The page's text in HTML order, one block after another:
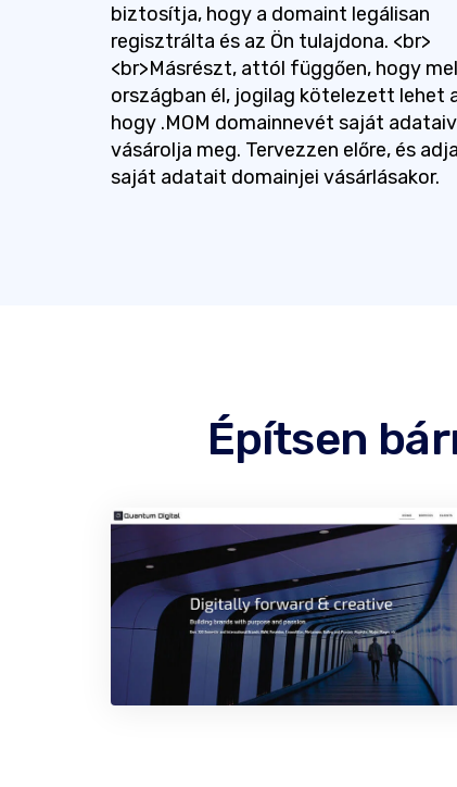
biztosítja, hogy a domaint legálisan
regisztrálta és az Ön tulajdona. <br>
<br>Másrészt, attól függően, hogy
országban él, jogilag kötelezett lehet
hogy .MOM domainnevét saját
vásárolja meg. Tervezzen előre, és
saját adatait domainjei vásárlásakor.
Építsen